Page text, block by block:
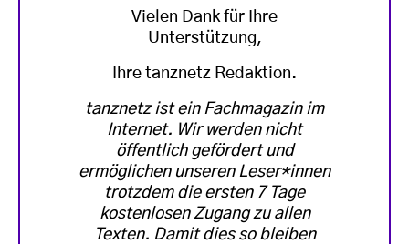
Vielen Dank für Ihre
Unterstützung,
Ihre tanznetz Redaktion.
tanznetz ist ein Fachmagazin im
Internet. Wir werden nicht
öffentlich gefördert und
ermöglichen unseren Leser*innen
trotzdem die ersten 7 Tage
kostenlosen Zugang zu allen
Texten. Damit dies so bleiben